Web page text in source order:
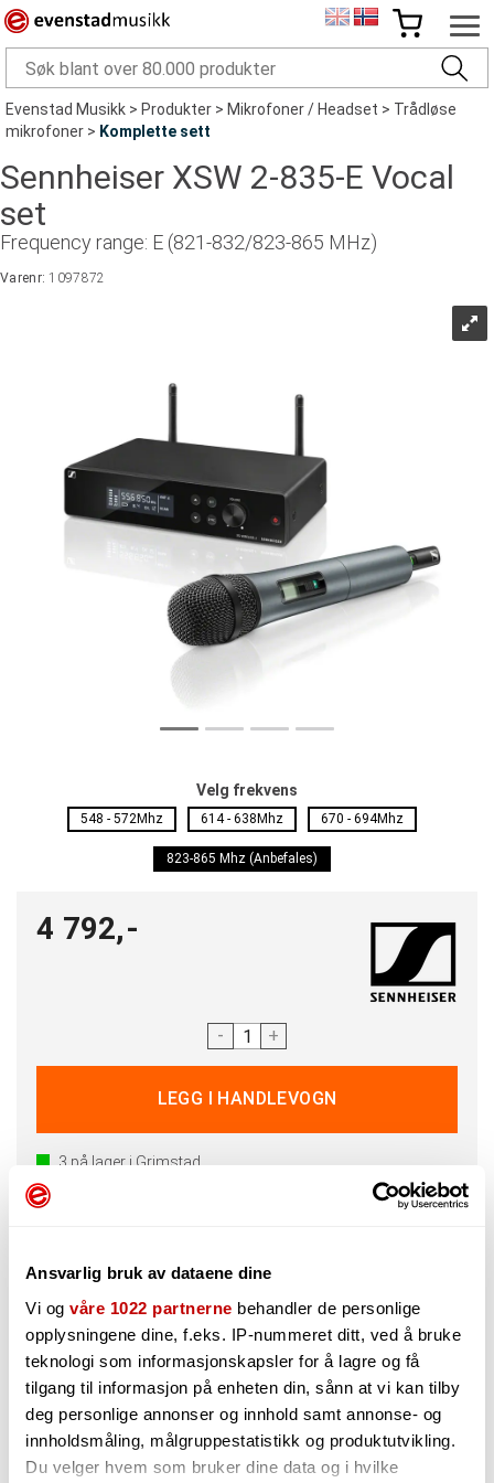
Ansvarlig bruk av dataene dine
Vi og våre 1022 partnerne behandler de personlige
opplysningene dine, f.eks. IP-nummeret ditt, ved å bruke
teknologi som informasjonskapsler for å lagre og få
tilgang til informasjon på enheten din, sånn at vi kan tilby
deg personlige annonser og innhold samt annonse- og
innholdsmåling, målgruppestatistikk og produktutvikling.
Du velger hvem som bruker dine data og i hvilke
Evenstad Musikk>Produkter>Mikrofoner / Headset>Trådløse
mikrofoner> Komplette sett
Sennheiser XSW 2-835-E Vocal
set
Frequency range: E (821-832/823-865 MHz)
Varenr:1097872
Velg frekvens
548 - 572Mhz 614 - 638Mhz 670 - 694Mhz
823-865 Mhz (Anbefales)
4 792,-
- +
3 på lager i Grimstad
Kan sendes innen 24 timer (man-fre)
du velger har ikke noe å si for lyden, men handler om hvilke
frekvenser sender og mottaker kommuniserer på. Alle
frekvensområder vi selger er lovlige å bruke i Norge, men
det kan være lokale variasjoner som påvirker hvilken
frekvens du bør velge. Du kan sjekke hvilke frekvenser som
er ledige på din adresse påFinnsenderen.no.